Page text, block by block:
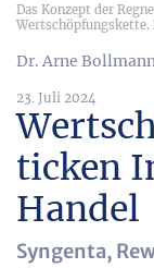
Das Konzept der
Wertschöpfungskette.
Dr. Arne
23. Juli 2024
ticken
Handel
Syngenta,